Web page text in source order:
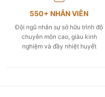
550+ NHÂN VIÊN
Đội ngũ nhân sự sở hữu trình độ
chuyên môn cao, giàu kinh
nghiệm và đầy nhiệt huyết